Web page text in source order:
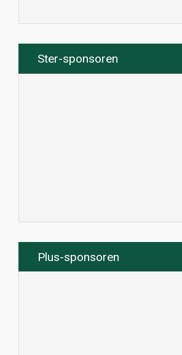
Ster-sponsoren
Plus-sponsoren